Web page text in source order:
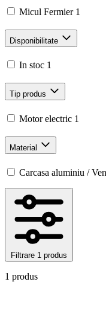
Micul Fermier 1
Disponibilitate
In stoc 1
Tip produs
Motor electric 1
Material
Carcasa aluminiu /
Filtrare 1 produs
1 produs